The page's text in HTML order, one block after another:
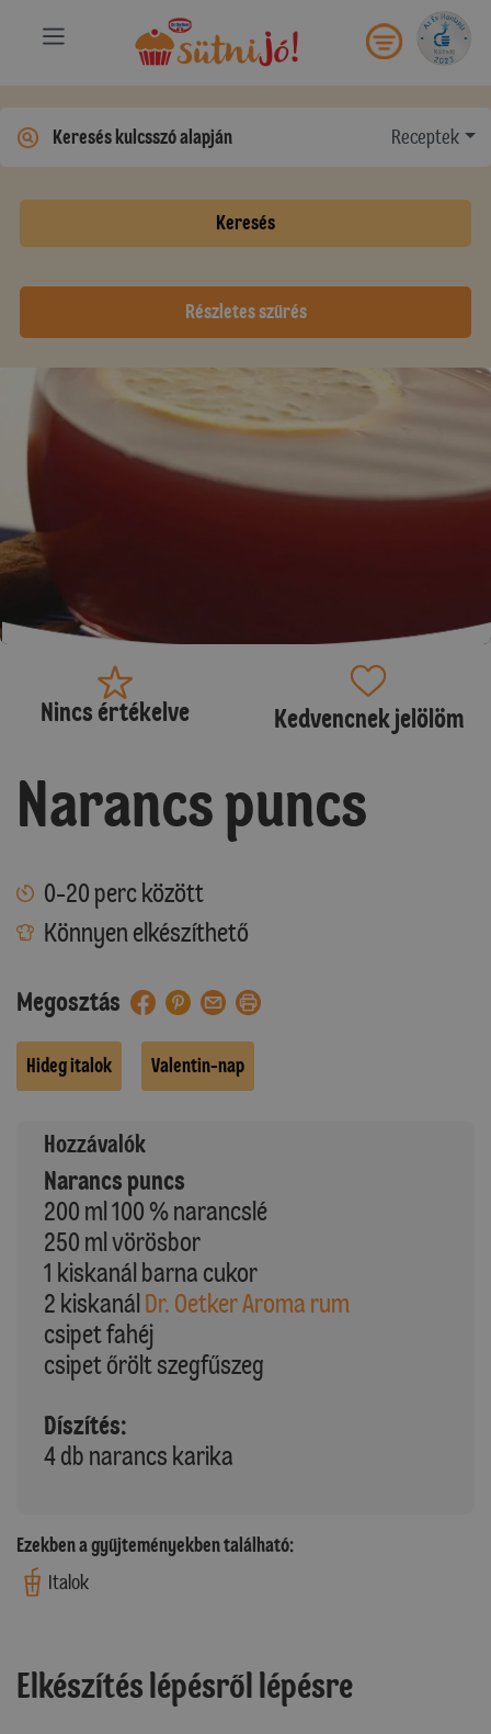
Receptek
Keresés
Részletes szűrés
Nincs értékelve Kedvencnek jelölöm
Narancs puncs
0-20 perc között
Könnyen elkészíthető
Megosztás
Hideg italok Valentin-nap
Hozzávalók
Narancs puncs
200 ml 100 % narancslé
250 ml vörösbor
1 kiskanál barna cukor
2 kiskanálDr. Oetker Aroma rum
csipet fahéj
csipet őrölt szegfűszeg
Díszítés:
4 db narancs karika
Ezekben a gyűjteményekben található:
Italok
Elkészítés lépésről lépésre